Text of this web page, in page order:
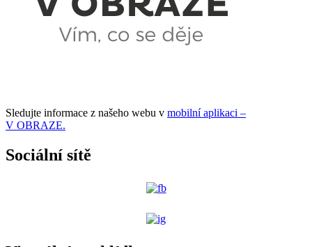
Sledujte informace z našeho webu v mobilní aplikaci –
V OBRAZE.
Sociální sítě